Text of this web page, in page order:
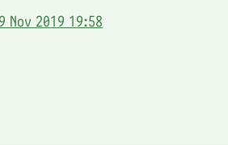
Nov 2019 19:58